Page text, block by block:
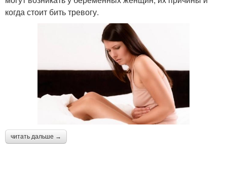
когда стоит бить тревогу.
читать дальше →